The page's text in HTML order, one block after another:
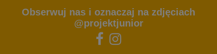
Obserwuj nas i oznaczaj na zdjęciach
@projektjunior